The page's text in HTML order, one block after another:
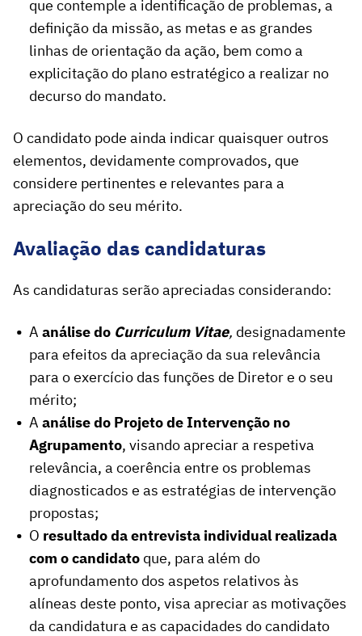
que contemple a identificação de problemas, a
definição da missão, as metas e as grandes
linhas de orientação da ação, bem como a
explicitação do plano estratégico a realizar no
decurso do mandato.
O candidato pode ainda indicar quaisquer outros
elementos, devidamente comprovados, que
considere pertinentes e relevantes para a
apreciação do seu mérito.
Avaliação das candidaturas
As candidaturas serão apreciadas considerando:
A análise do Curriculum Vitae, designadamente
para efeitos da apreciação da sua relevância
para o exercício das funções de Diretor e o seu
mérito;
A análise do Projeto de Intervenção no
Agrupamento, visando apreciar a respetiva
relevância, a coerência entre os problemas
diagnosticados e as estratégias de intervenção
propostas;
O resultado da entrevista individual realizada
com o candidato que, para além do
aprofundamento dos aspetos relativos às
alíneas deste ponto, visa apreciar as motivações
da candidatura e as capacidades do candidato